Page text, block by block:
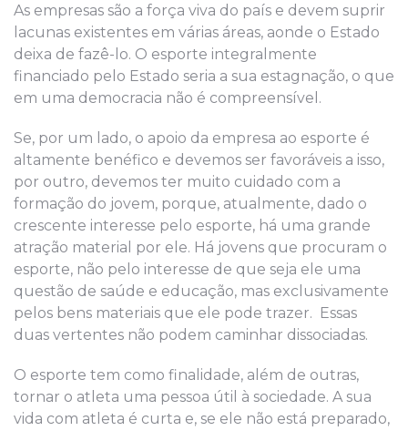
As empresas são a força viva do país e devem suprir
lacunas existentes em várias áreas, aonde o Estado
deixa de fazê-lo. O esporte integralmente
financiado pelo Estado seria a sua estagnação, o que
em uma democracia não é compreensível.
Se, por um lado, o apoio da empresa ao esporte é
altamente benéfico e devemos ser favoráveis a isso,
por outro, devemos ter muito cuidado com a
formação do jovem, porque, atualmente, dado o
crescente interesse pelo esporte, há uma grande
atração material por ele. Há jovens que procuram o
esporte, não pelo interesse de que seja ele uma
questão de saúde e educação, mas exclusivamente
pelos bens materiais que ele pode trazer. Essas
duas vertentes não podem caminhar dissociadas.
O esporte tem como finalidade, além de outras,
tornar o atleta uma pessoa útil à sociedade. A sua
vida com atleta é curta e, se ele não está preparado,